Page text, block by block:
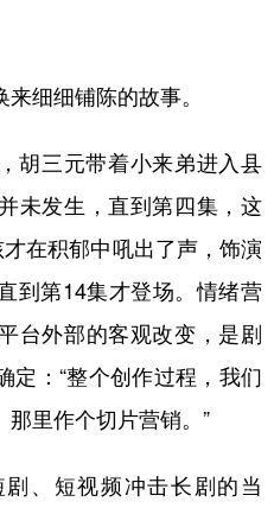
细细铺陈的故事。
三元带着小来弟进入县
未发生，直到第四集，这
在积郁中吼出了声，饰演
到第14集才登场。情绪营
台外部的客观改变，是剧
定：“整个创作过程，我们
里作个切片营销。”
、短视频冲击长剧的当